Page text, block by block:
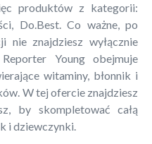
produktów z kategorii:
Do.Best. Co ważne, po
nie znajdziesz wyłącznie
Young obejmuje
witaminy, błonnik i
W tej ofercie znajdziesz
by skompletować całą
i dziewczynki.